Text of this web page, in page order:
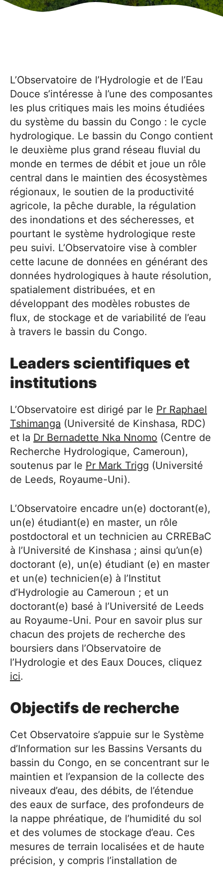
L’Observatoire de l’Hydrologie et de l’Eau
Douce s’intéresse à l’une des composantes
les plus critiques mais les moins étudiées
du système du bassin du Congo : le cycle
hydrologique. Le bassin du Congo contient
le deuxième plus grand réseau fluvial du
monde en termes de débit et joue un rôle
central dans le maintien des écosystèmes
régionaux, le soutien de la productivité
agricole, la pêche durable, la régulation
des inondations et des sécheresses, et
pourtant le système hydrologique reste
peu suivi. L’Observatoire vise à combler
cette lacune de données en générant des
données hydrologiques à haute résolution,
spatialement distribuées, et en
développant des modèles robustes de
flux, de stockage et de variabilité de l’eau
à travers le bassin du Congo.
Leaders scientifiques et
institutions
L’Observatoire est dirigé par le Pr Raphael
Tshimanga (Université de Kinshasa, RDC)
et la Dr Bernadette Nka Nnomo (Centre de
Recherche Hydrologique, Cameroun),
soutenus par le Pr Mark Trigg (Université
de Leeds, Royaume-Uni).
L’Observatoire encadre un(e) doctorant(e),
un(e) étudiant(e) en master, un rôle
postdoctoral et un technicien au CRREBaC
à l’Université de Kinshasa ; ainsi qu’un(e)
doctorant (e), un(e) étudiant (e) en master
et un(e) technicien(e) à l’Institut
d’Hydrologie au Cameroun ; et un
doctorant(e) basé à l’Université de Leeds
au Royaume-Uni. Pour en savoir plus sur
chacun des projets de recherche des
boursiers dans l’Observatoire de
l’Hydrologie et des Eaux Douces, cliquez
ici.
Objectifs de recherche
Cet Observatoire s’appuie sur le Système
d’Information sur les Bassins Versants du
bassin du Congo, en se concentrant sur le
maintien et l’expansion de la collecte des
niveaux d’eau, des débits, de l’étendue
des eaux de surface, des profondeurs de
la nappe phréatique, de l’humidité du sol
et des volumes de stockage d’eau. Ces
mesures de terrain localisées et de haute
précision, y compris l’installation de